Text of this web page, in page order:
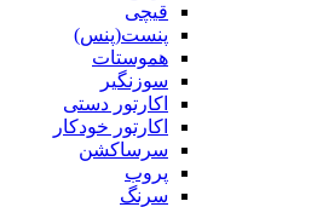
قیچی
پنست(پنس)
هموستات
سوزنگیر
اکارتور دستی
اکارتور خودکار
سرساکشن
پروب
سرنگ